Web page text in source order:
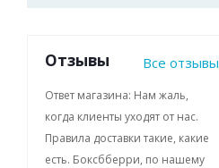
Отзывы Все отзывы
Ответ магазина: Нам жаль,
когда клиенты уходят от нас.
Правила доставки такие, какие
есть. Боксбберри, по нашему